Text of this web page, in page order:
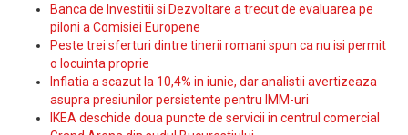
Banca de Investitii si Dezvoltare a trecut de evaluarea pe
piloni a Comisiei Europene
Peste trei sferturi dintre tinerii romani spun ca nu isi permit
o locuinta proprie
Inflatia a scazut la 10,4% in iunie, dar analistii avertizeaza
asupra presiunilor persistente pentru IMM-uri
IKEA deschide doua puncte de servicii in centrul comercial